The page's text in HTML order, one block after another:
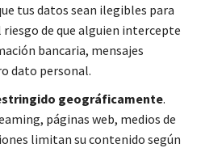
tus datos sean ilegibles para
riesgo de que alguien intercepte
bancaria, mensajes
dato personal.
geográficamente.
páginas web, medios de
limitan su contenido según